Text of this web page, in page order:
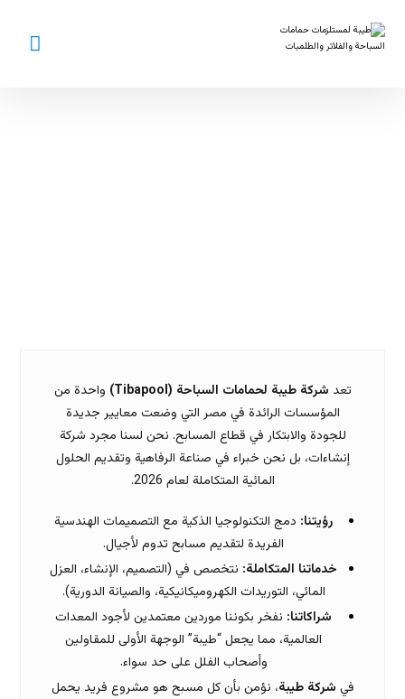
تعد شركة طيبة لحمامات السباحة (Tibapool)
واحدة من
المؤسسات الرائدة في مصر التي وضعت معايير جديدة
للجودة والابتكار في قطاع المسابح. نحن لسنا مجرد شركة
إنشاءات، بل نحن خبراء في صناعة الرفاهية وتقديم الحلول
المائية المتكاملة لعام 2026.
رؤيتنا: دمج التكنولوجيا الذكية مع التصميمات الهندسية
الفريدة لتقديم مسابح تدوم لأجيال.
خدماتنا المتكاملة: نتخصص في (التصميم، الإنشاء، العزل
المائي، التوريدات الكهروميكانيكية، والصيانة الدورية).
شراكاتنا: نفخر بكوننا موردين معتمدين لأجود المعدات
العالمية، مما يجعل “طيبة” الوجهة الأولى للمقاولين
وأصحاب الفلل على حد سواء.
في شركة طيبة، نؤمن بأن كل مسبح هو مشروع فريد يحمل